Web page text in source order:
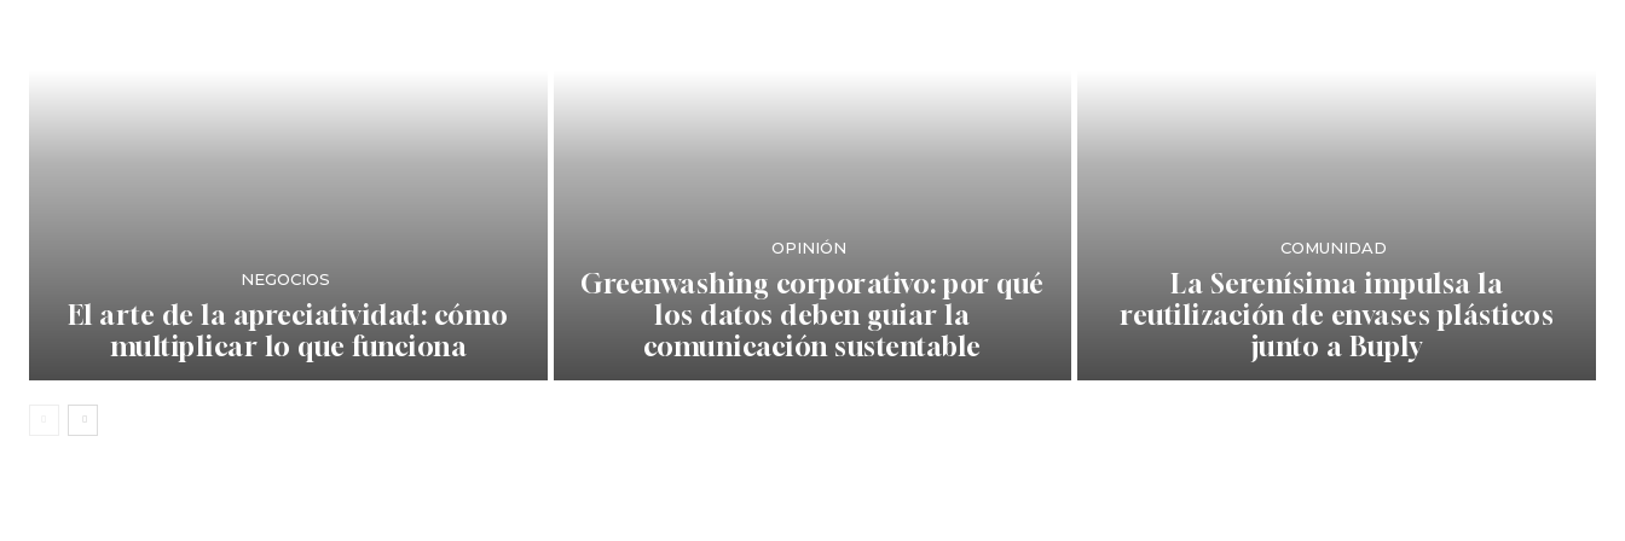
NEGOCIOS
El arte de la apreciatividad: cómo
multiplicar lo que funciona
OPINIÓN
Greenwashing corporativo: por qué
los datos deben guiar la
comunicación sustentable
COMUNIDAD
La Serenísima impulsa la
reutilización de envases plásticos
junto a Buply